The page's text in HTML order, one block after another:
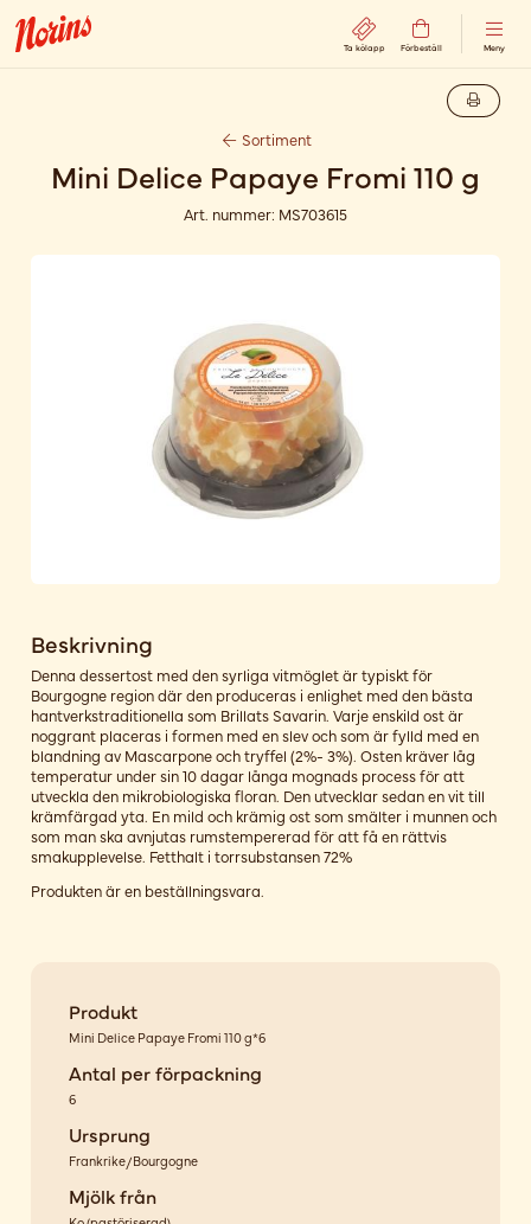
Ta kölapp Förbeställ Meny
Sortiment
Mini Delice Papaye Fromi 110 g
Art. nummer: MS703615
Beskrivning
Denna dessertost med den syrliga vitmöglet är typiskt för
Bourgogne region där den produceras i enlighet med den bästa
hantverkstraditionella som Brillats Savarin. Varje enskild ost är
noggrant placeras i formen med en slev och som är fylld med en
blandning av Mascarpone och tryffel (2%- 3%). Osten kräver låg
temperatur under sin 10 dagar långa mognads process för att
utveckla den mikrobiologiska floran. Den utvecklar sedan en vit till
krämfärgad yta. En mild och krämig ost som smälter i munnen och
som man ska avnjutas rumstempererad för att få en rättvis
smakupplevelse. Fetthalt i torrsubstansen 72%
Produkten är en beställningsvara.
Produkt
Mini Delice Papaye Fromi 110 g*6
Antal per förpackning
6
Ursprung
Frankrike/Bourgogne
Mjölk från